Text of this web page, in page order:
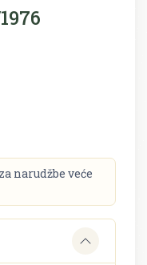
narudžbe veće